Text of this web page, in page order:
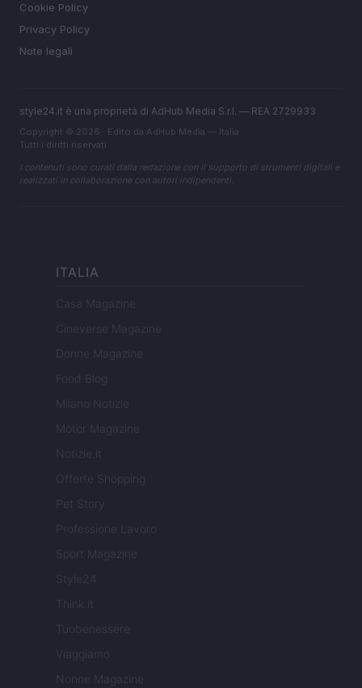
Cookie Policy
Privacy Policy
Note legali
style24.it è una proprietà di AdHub Media S.r.l. — REA 2729933
Copyright © 2026 · Edito da AdHub Media — Italia
Tutti i diritti riservati
I contenuti sono curati dalla redazione con il supporto di strumenti digitali e
realizzati in collaborazione con autori indipendenti.
ITALIA
Casa Magazine
Cineverse Magazine
Donne Magazine
Food Blog
Milano Notizie
Motor Magazine
Notizie.it
Offerte Shopping
Pet Story
Professione Lavoro
Sport Magazine
Style24
Think.it
Tuobenessere
Viaggiamo
Nonne Magazine